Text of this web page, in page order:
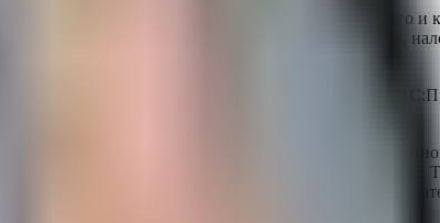
по вопросам бухгалтерского, налогового и
инструкции по составлению бухгалтерской,
из 1С:Предприятия.
материалов являются разработчики программ
методики учета той или иной
а методисты пишут материалы для ИС 1С:ИТС.
законодательства и с позиции применения